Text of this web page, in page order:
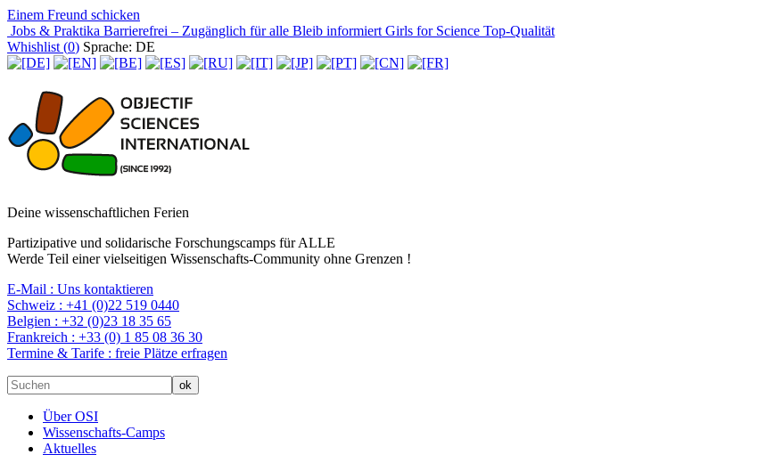
Einem Freund schicken
Jobs & Praktika Barrierefrei – Zugänglich für alle Bleib informiert Girls for Science Top-Qualität
Whishlist (0) Sprache: DE
Deine wissenschaftlichen Ferien
Partizipative und solidarische Forschungscamps für ALLE
Werde Teil einer vielseitigen Wissenschafts-Community ohne Grenzen !
E-Mail : Uns kontaktieren
Schweiz : +41 (0)22 519 0440
Belgien : +32 (0)23 18 35 65
Frankreich : +33 (0) 1 85 08 36 30
Termine & Tarife : freie Plätze erfragen
Über OSI
Wissenschafts-Camps
Aktuelles